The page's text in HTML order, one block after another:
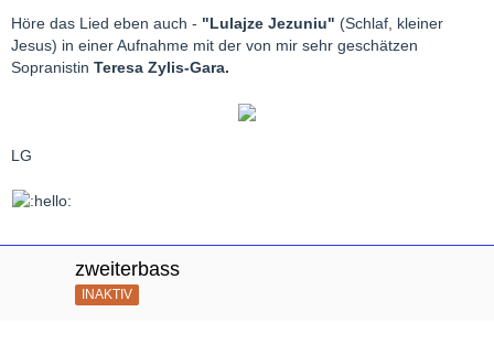
Höre das Lied eben auch - "Lulajze Jezuniu" (Schlaf, kleiner
Jesus) in einer Aufnahme mit der von mir sehr geschätzen
Sopranistin Teresa Zylis-Gara.
LG
zweiterbass
INAKTIV